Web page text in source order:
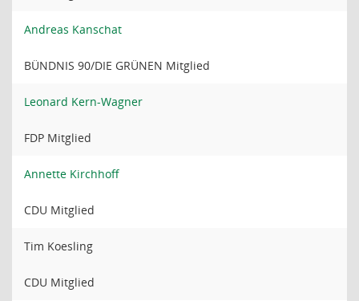
Andreas Kanschat
BÜNDNIS 90/DIE GRÜNEN Mitglied
Leonard Kern-Wagner
FDP Mitglied
Annette Kirchhoff
CDU Mitglied
Tim Koesling
CDU Mitglied